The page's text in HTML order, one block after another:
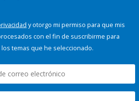
y otorgo mi permiso para que mis
con el fin de suscribirme para
temas que he seleccionado.